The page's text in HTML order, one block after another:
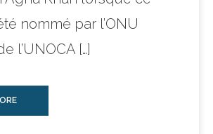
nommé par l’ONU
l’UNOCA […]